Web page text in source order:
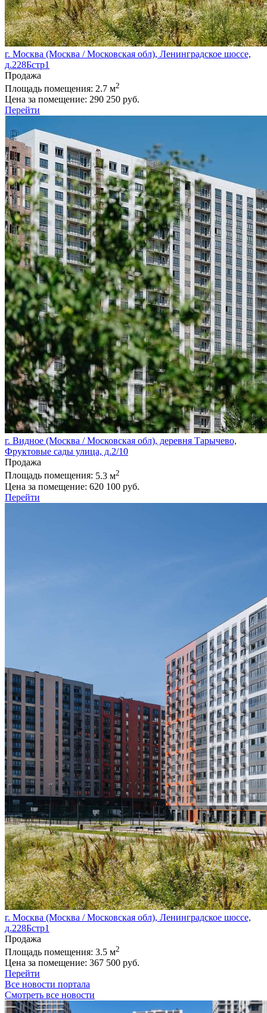
г. Москва (Москва / Московская обл), Ленинградское шоссе,
д.228Бстр1
Продажа
Площадь помещения: 2.7 м2
Цена за помещение: 290 250 руб.
Перейти
г. Видное (Москва / Московская обл), деревня Тарычево,
Фруктовые сады улица, д.2/10
Продажа
Площадь помещения: 5.3 м2
Цена за помещение: 620 100 руб.
Перейти
г. Москва (Москва / Московская обл), Ленинградское шоссе,
д.228Бстр1
Продажа
Площадь помещения: 3.5 м2
Цена за помещение: 367 500 руб.
Перейти
Все новости портала
Смотреть все новости